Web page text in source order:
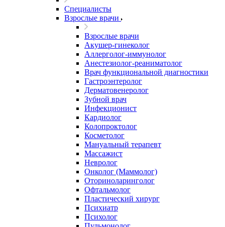
Специалисты
Взрослые врачи
Взрослые врачи
Акушер-гинеколог
Аллерголог-иммунолог
Анестезиолог-реаниматолог
Врач функциональной диагностики
Гастроэнтеролог
Дерматовенеролог
Зубной врач
Инфекционист
Кардиолог
Колопроктолог
Косметолог
Мануальный терапевт
Массажист
Невролог
Онколог (Маммолог)
Оториноларинголог
Офтальмолог
Пластический хирург
Психиатр
Психолог